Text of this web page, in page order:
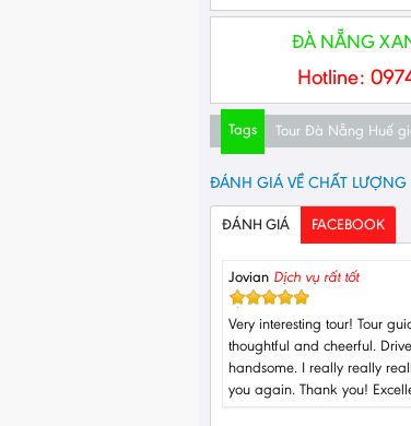
ĐÀ NẴNG
Hotline:
Tags Tour Đà Nẵng Huế
ĐÁNH GIÁ VỀ CHẤT LƯỢNG
ĐÁNH GIÁ FACEBOOK
Jovian Dịch vụ rất tốt
Very interesting tour! Tour
thoughtful and cheerful.
handsome. I really really
you again. Thank you!